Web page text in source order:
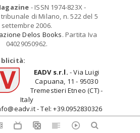
- ISSN 1974-823X -
di Milano, n. 522 del 5
settembre 2006.
Delos Books. Partita Iva
04029050962.
EADV s.r.l. - Via Luigi
Capuana, 11 - 95030
Tremestieri Etneo (CT) -
Italy
- Tel: +39.0952830326